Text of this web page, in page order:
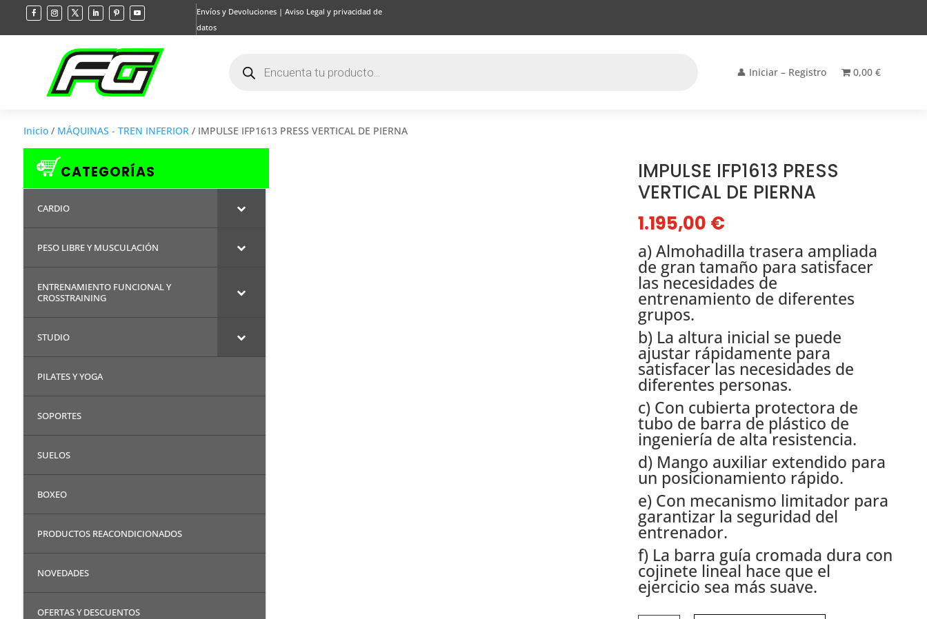
Envíos y Devoluciones| Aviso Legal y privacidad de
datos
productos 👤 Iniciar – Registro 0,00 €
Inicio/ MÁQUINAS - TREN INFERIOR/ IMPULSE IFP1613 PRESS VERTICAL DE PIERNA
CATEGORÍAS
CARDIO
PESO LIBRE Y MUSCULACIÓN
ENTRENAMIENTO FUNCIONAL Y
CROSSTRAINING
STUDIO
PILATES Y YOGA
SOPORTES
SUELOS
BOXEO
PRODUCTOS REACONDICIONADOS
NOVEDADES
OFERTAS Y DESCUENTOS
IMPULSE IFP1613 PRESS
VERTICAL DE PIERNA
1.195,00 €
a) Almohadilla trasera ampliada
de gran tamaño para satisfacer
las necesidades de
entrenamiento de diferentes
grupos.
b) La altura inicial se puede
ajustar rápidamente para
satisfacer las necesidades de
diferentes personas.
c) Con cubierta protectora de
tubo de barra de plástico de
ingeniería de alta resistencia.
d) Mango auxiliar extendido para
un posicionamiento rápido.
e) Con mecanismo limitador para
garantizar la seguridad del
entrenador.
f) La barra guía cromada dura con
cojinete lineal hace que el
ejercicio sea más suave.